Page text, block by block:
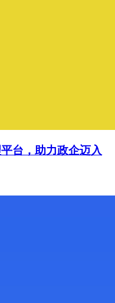
台，助力政企迈入